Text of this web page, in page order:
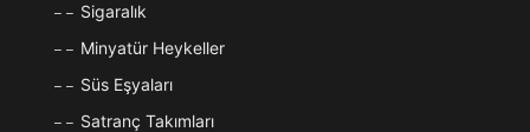
Sigaralık
Minyatür Heykeller
Süs Eşyaları
Satranç Takımları